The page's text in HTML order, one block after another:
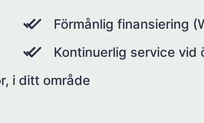
Förmånlig finansiering
Kontinuerlig service vid
i ditt område